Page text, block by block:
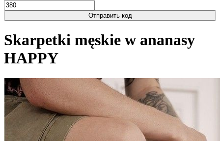
Отправить код
Skarpetki męskie w ananasy
HAPPY